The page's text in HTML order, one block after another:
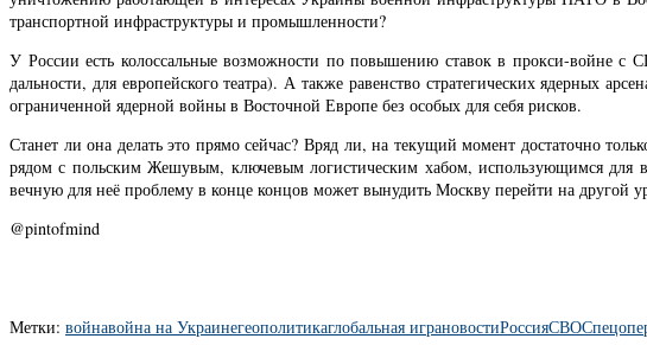
транспортной инфраструктуры и промышленности?
У России есть колоссальные возможности по повышению ставок в прокси-войне
дальности, для европейского театра). А также равенство стратегических ядерных
ограниченной ядерной войны в Восточной Европе без особых для себя рисков.
Станет ли она делать это прямо сейчас? Вряд ли, на текущий момент достаточно
рядом с польским Жешувым, ключевым логистическим хабом, использующимся для
вечную для неё проблему в конце концов может вынудить Москву перейти на другой
@pintofmind
Метки: войнавойна на Украинегеополитикаглобальная играновостиРоссияСВО